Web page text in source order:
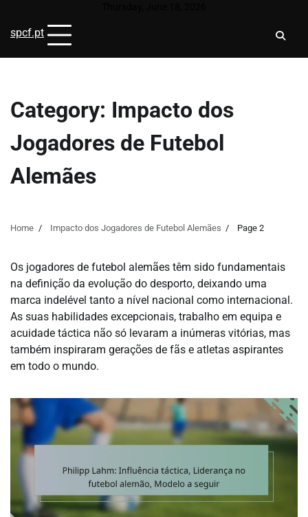
content
spcf.pt
Category: Impacto dos
Jogadores de Futebol
Alemães
Home Impacto dos Jogadores de Futebol Alemães Page 2
Os jogadores de futebol alemães têm sido fundamentais
na definição da evolução do desporto, deixando uma
marca indelével tanto a nível nacional como internacional.
As suas habilidades excepcionais, trabalho em equipa e
acuidade táctica não só levaram a inúmeras vitórias, mas
também inspiraram gerações de fãs e atletas aspirantes
em todo o mundo.